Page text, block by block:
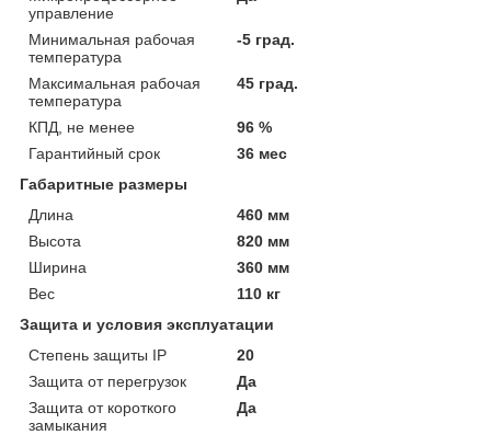
управление
Минимальная рабочая
температура
-5 град.
Максимальная рабочая
температура
45 град.
КПД, не менее
96 %
Гарантийный срок
36 мес
Габаритные размеры
Длина
460 мм
Высота
820 мм
Ширина
360 мм
Вес
110 кг
Защита и условия эксплуатации
Степень защиты IP
20
Защита от перегрузок
Да
Защита от короткого
замыкания
Да